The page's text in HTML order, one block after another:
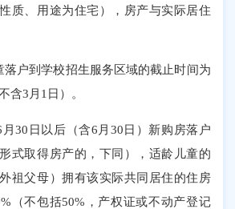
质、用途为住宅），房产与实际居住
落户到学校招生服务区域的截止时间为
含3 月 1 日）。
月30 日以后（含6 月 30日）新购房落户
式取得房产的，下同），适龄儿童的
祖父母）拥有该实际共同居住的住房
（不包括50% ，产权证或不动产登记